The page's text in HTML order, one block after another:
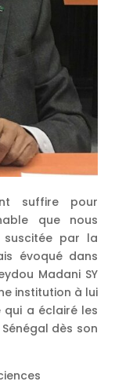
suffire pour
que nous
par la
évoqué dans
Madani SY
institution à lui
qui a éclairé les
dès son